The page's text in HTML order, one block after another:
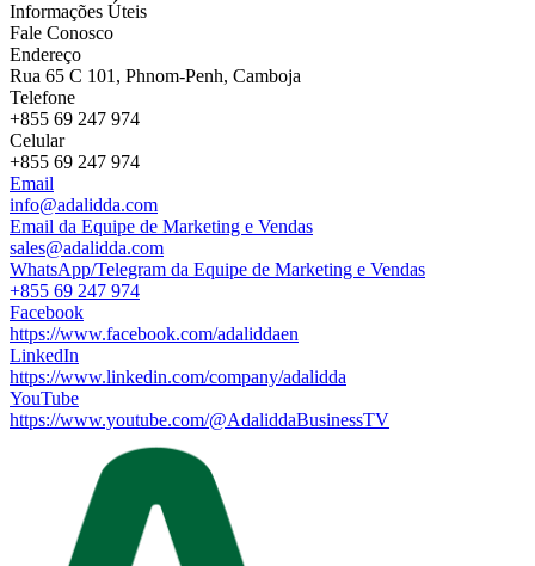
Informações Úteis
Fale Conosco
Endereço
Rua 65 C 101, Phnom-Penh, Camboja
Telefone
+855 69 247 974
Celular
+855 69 247 974
Email
info@adalidda.com
Email da Equipe de Marketing e Vendas
sales@adalidda.com
WhatsApp/Telegram da Equipe de Marketing e Vendas
+855 69 247 974
Facebook
https://www.facebook.com/adaliddaen
LinkedIn
https://www.linkedin.com/company/adalidda
YouTube
https://www.youtube.com/@AdaliddaBusinessTV